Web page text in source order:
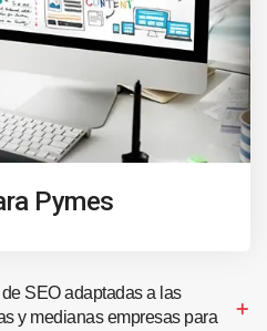
Pymes
SEO adaptadas a las
y medianas empresas para